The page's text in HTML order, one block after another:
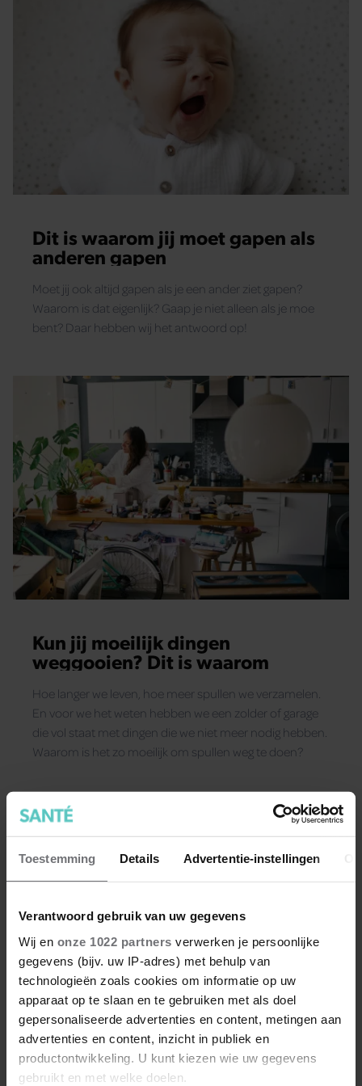
Toestemming Details Advertentie-instellingen
Verantwoord gebruik van uw gegevens
Wij en onze 1022 partners verwerken je persoonlijke
gegevens (bijv. uw IP-adres) met behulp van
technologieën zoals cookies om informatie op uw
apparaat op te slaan en te gebruiken met als doel
gepersonaliseerde advertenties en content, metingen aan
advertenties en content, inzicht in publiek en
productontwikkeling. U kunt kiezen wie uw gegevens
gebruikt en met welke doelen.
Dit is waarom jij moet gapen als
anderen gapen
Moet jij ook altijd gapen als je een ander ziet gapen?
Waarom is dat eigenlijk? Gaap je niet alleen als je moe
bent? Daar hebben wij het antwoord op!
Kun jij moeilijk dingen
weggooien? Dit is waarom
Hoe langer we leven, hoe meer spullen we verzamelen.
En voor we het weten hebben we een zolder of garage
die vol staat met dingen die we niet meer nodig hebben.
Waarom is het zo moeilijk om spullen weg te doen?
Lenteschoonmaak? Deze 5